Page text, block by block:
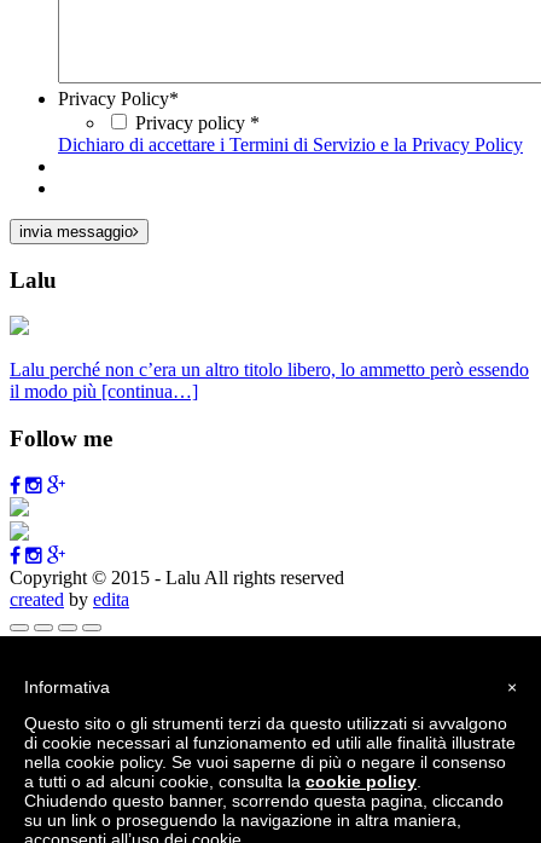
Privacy Policy*
Privacy policy *
Dichiaro di accettare i Termini di Servizio e la Privacy Policy
invia messaggio
Lalu
Lalu perché non c’era un altro titolo libero, lo ammetto però essendo
il modo più [continua…]
Follow me
Copyright © 2015 - Lalu All rights reserved
created by edita
WordPress.org
Documentazione
Supporto
Feedback
Accedi
×
Informativa
Questo sito o gli strumenti terzi da questo utilizzati si avvalgono
di cookie necessari al funzionamento ed utili alle finalità illustrate
nella cookie policy. Se vuoi saperne di più o negare il consenso
a tutti o ad alcuni cookie, consulta la cookie policy
Chiudendo questo banner, scorrendo questa pagina, cliccando
su un link o proseguendo la navigazione in altra maniera,